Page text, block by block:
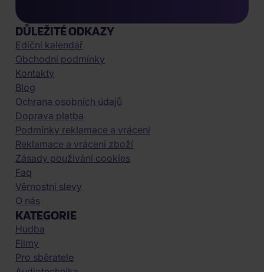
DŮLEŽITÉ ODKAZY
Ediční kalendář
Obchodní podmínky
Kontakty
Blog
Ochrana osobních údajů
Doprava platba
Podmínky reklamace a vrácení
Reklamace a vrácení zboží
Zásady používání cookies
Faq
Věrnostní slevy
O nás
KATEGORIE
Hudba
Filmy
Pro sběratele